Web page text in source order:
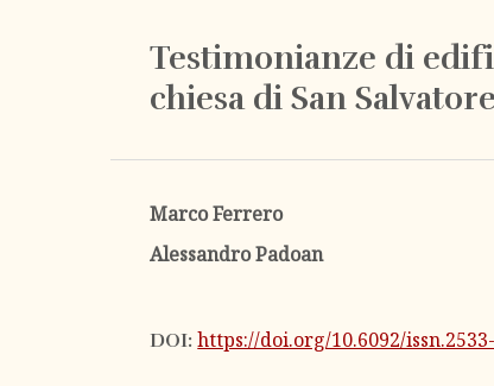
Testimonianze di
chiesa di San
Marco Ferrero
Alessandro Padoan
DOI:https://doi.org/10.6092/